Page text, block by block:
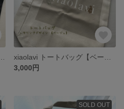
3,000円
SOLD OUT